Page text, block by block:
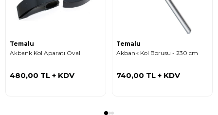
Temalu
Akbank Kol Aparatı Oval
480,00 TL + KDV
Temalu
Akbank Kol Borusu - 230 cm
740,00 TL + KDV